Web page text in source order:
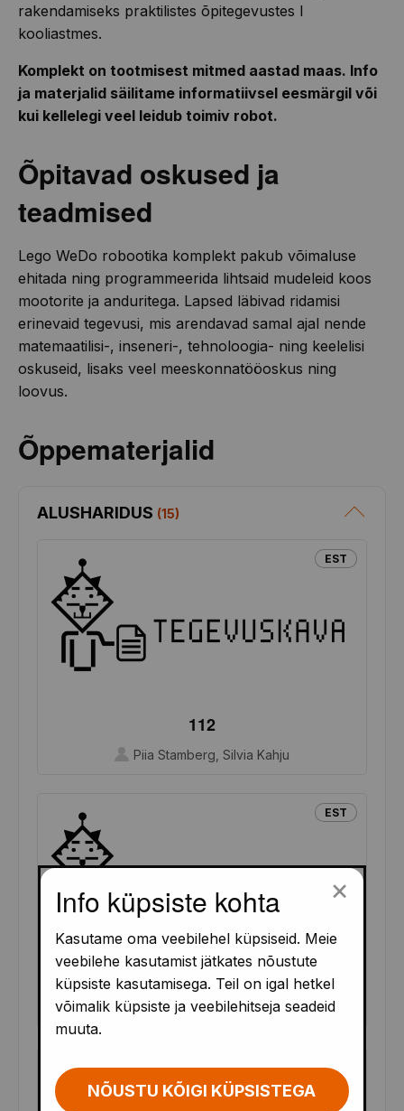
rakendamiseks praktilistes õpitegevustes I
kooliastmes.
Komplekt on tootmisest mitmed aastad maas. Info
ja materjalid säilitame informatiivsel eesmärgil või
kui kellelegi veel leidub toimiv robot.
Õpitavad oskused ja
teadmised
Lego WeDo robootika komplekt pakub võimaluse
ehitada ning programmeerida lihtsaid mudeleid koos
mootorite ja anduritega. Lapsed läbivad ridamisi
erinevaid tegevusi, mis arendavad samal ajal nende
matemaatilisi-, inseneri-, tehnoloogia- ning keelelisi
oskuseid, lisaks veel meeskonnatööoskus ning
loovus.
Õppematerjalid
ALUSHARIDUS (15)
EST
112
Piia Stamberg, Silvia Kahju
EST
Jussikese seitse sõpra
Karin Peetsalu
EST
Info küpsiste kohta
Kasutame oma veebilehel küpsiseid. Meie
veebilehe kasutamist jätkates nõustute
küpsiste kasutamisega. Teil on igal hetkel
võimalik küpsiste ja veebilehitseja seadeid
muuta.
NÕUSTU KÕIGI KÜPSISTEGA
×